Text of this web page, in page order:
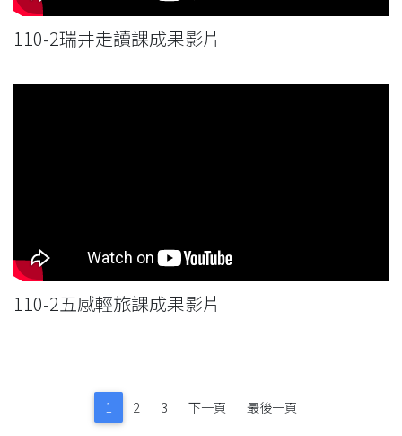
110-2瑞井走讀課成果影片
110-2五感輕旅課成果影片
1 2 3 下一頁 最後一頁